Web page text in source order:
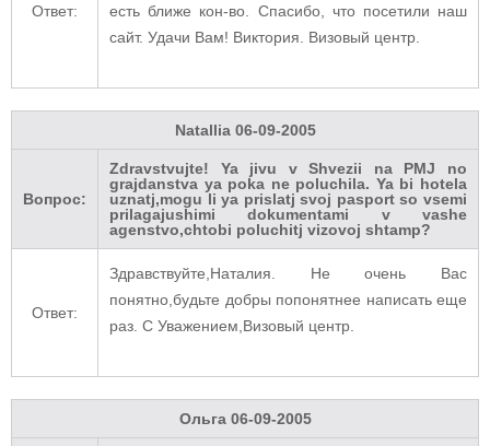
Ответ:
есть ближе кон-во. Спасибо, что посетили наш
сайт. Удачи Вам! Виктория. Визовый центр.
Natallia 06-09-2005
Вопрос:
Zdravstvujte! Ya jivu v Shvezii na PMJ no
grajdanstva ya poka ne poluchila. Ya bi hotela
uznatj,mogu li ya prislatj svoj pasport so vsemi
prilagajushimi dokumentami v vashe
agenstvo,chtobi poluchitj vizovoj shtamp?
Ответ:
Здравствуйте,Наталия. Не очень Вас
понятно,будьте добры попонятнее написать еще
раз. С Уважением,Визовый центр.
Ольга 06-09-2005